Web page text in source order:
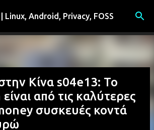
στο κύριο περιεχόμενο
Linux, Android, Privacy, FOSS
Κίνα s04e13: Το
από τις καλύτερες
συσκευές κοντά